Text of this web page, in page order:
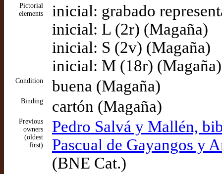
Pictorial
elements
inicial: grabado
inicial: L (2r) (Magaña)
inicial: S (2v) (Magaña)
inicial: M (18r) (Magaña)
Condition buena (Magaña)
Binding cartón (Magaña)
Previous
owners
(oldest
first)
Pedro Salvá y Mallén,
Pascual de Gayangos y
(BNE Cat.)